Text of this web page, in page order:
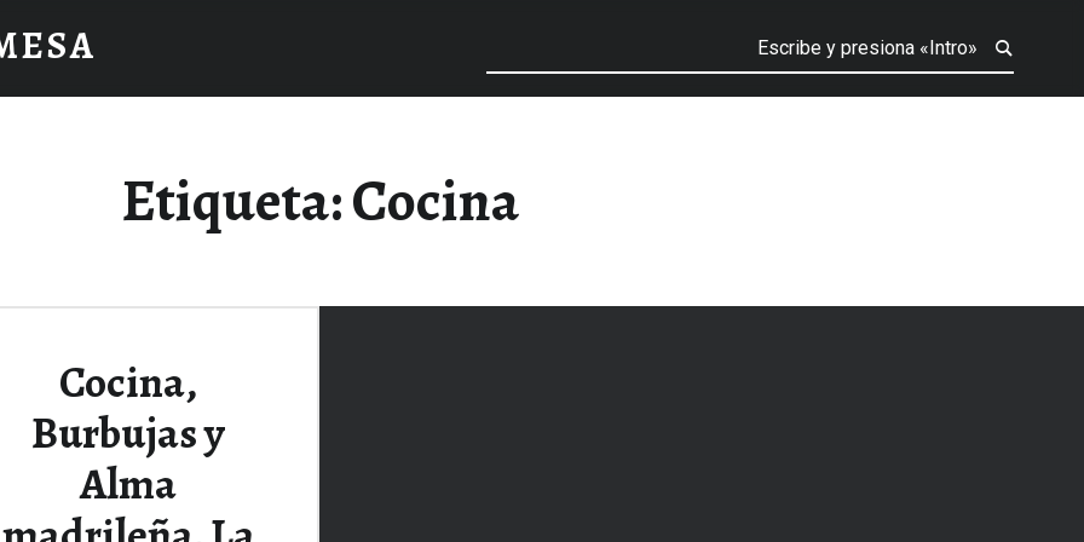
Etiqueta:Cocina
Cocina,
Burbujas y
Alma